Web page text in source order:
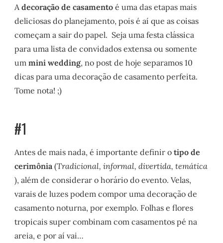
Adecoração de casamentoé uma das etapas mais
deliciosas do planejamento, pois é aí que as coisas
começam a sair do papel. Seja uma festa clássica
para uma lista de convidados extensa ou somente
ummini wedding, no post de hoje separamos 10
dicas para uma decoração de casamento perfeita.
Tome nota! ;)
#1
Antes de mais nada, é importante definir otipo de
cerimônia (Tradicional, informal, divertida, temática
), além de considerar o horário do evento. Velas,
varais de luzes podem compor uma decoração de
casamento noturna, por exemplo. Folhas e flores
tropicais super combinam com casamentos pé na
areia, e por aí vai…